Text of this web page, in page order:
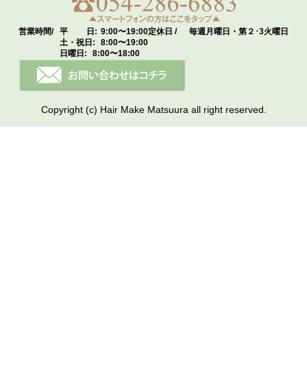
営業時間/ 平 日: 9:00〜19:00
土・祝日:
8:00〜19:00
日曜日:
8:00〜18:00
定休日 / 毎週月曜日・第２･3火曜日
Copyright (c) Hair Make Matsuura all right reserved.